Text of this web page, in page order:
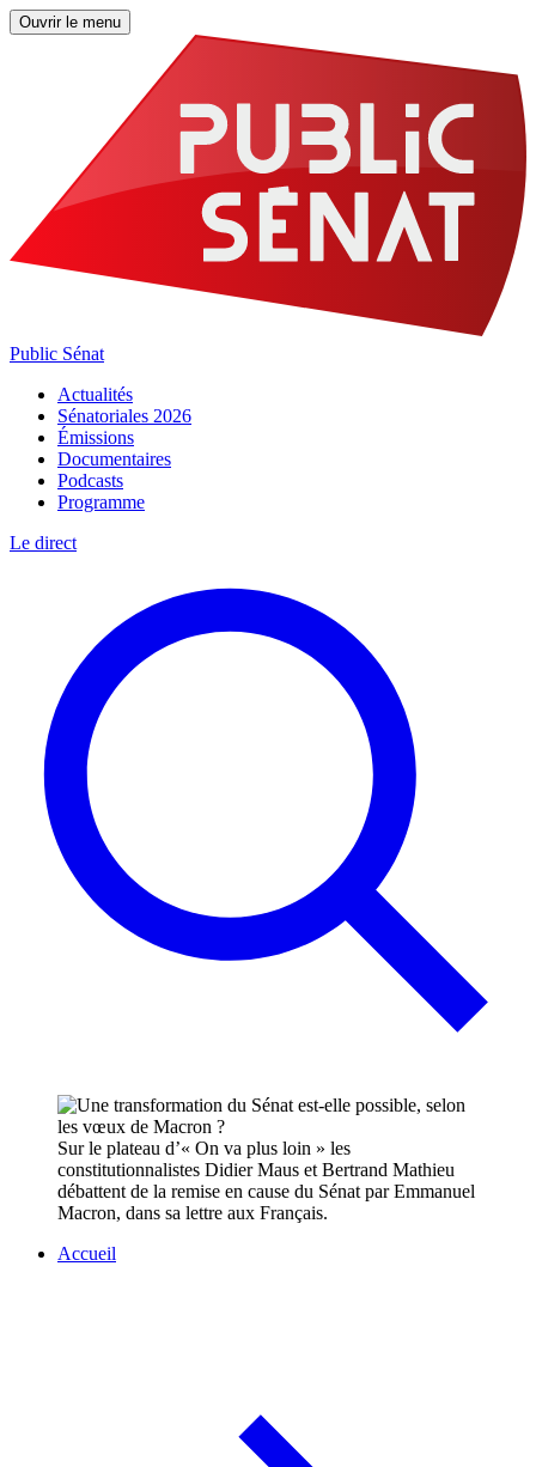
Ouvrir le menu
Public Sénat
Actualités
Sénatoriales 2026
Émissions
Documentaires
Podcasts
Programme
Le direct
Sur le plateau d’« On va plus loin » les
constitutionnalistes Didier Maus et Bertrand Mathieu
débattent de la remise en cause du Sénat par Emmanuel
Macron, dans sa lettre aux Français.
Accueil